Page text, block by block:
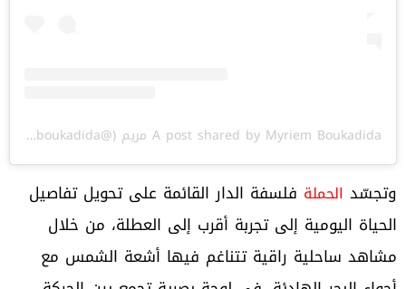
A post shared by Myriem Boukadida مريم (@myriemboukadida)
وتجسّد الحملة فلسفة الدار القائمة على تحويل تفاصيل
الحياة اليومية إلى تجربة أقرب إلى العطلة، من خلال
مشاهد ساحلية راقية تتناغم فيها أشعة الشمس مع